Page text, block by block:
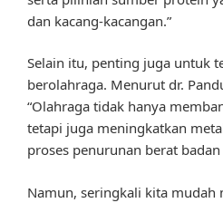
dan kacang-kacangan.”
Selain itu, penting juga untuk
berolahraga. Menurut dr.
“Olahraga tidak hanya
tetapi juga meningkatkan
proses penurunan berat
Namun, seringkali kita mudah